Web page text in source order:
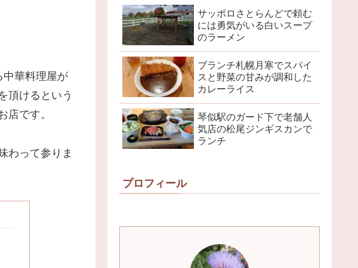
中華料理屋が
頂けるという
店です。
わって参りま
サッポロさとらんどで頼む
には勇気がいる白いスープ
のラーメン
ブランチ札幌月寒でスパイ
スと野菜の甘みが調和した
カレーライス
琴似駅のガード下で老舗人
気店の松尾ジンギスカンで
ランチ
プロフィール